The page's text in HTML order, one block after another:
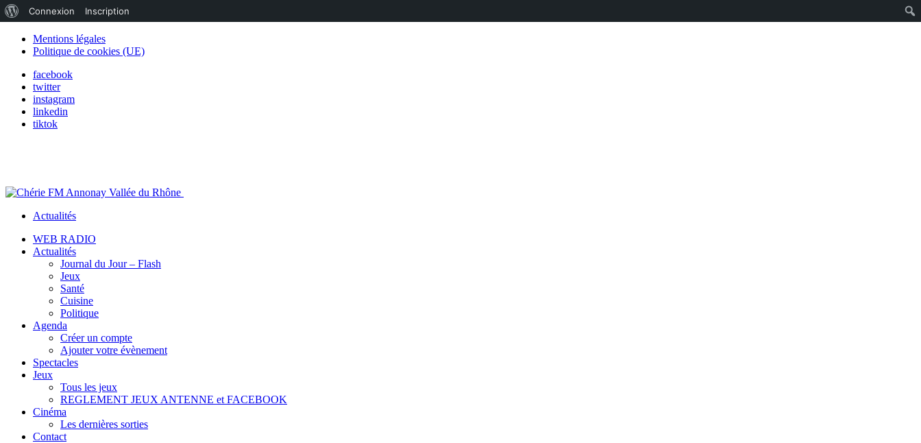
Mentions légales
Politique de cookies (UE)
facebook
twitter
instagram
linkedin
tiktok
Actualités
WEB RADIO
Actualités
Journal du Jour – Flash
Jeux
Santé
Cuisine
Politique
Agenda
Créer un compte
Ajouter votre évènement
Spectacles
Jeux
Tous les jeux
REGLEMENT JEUX ANTENNE et FACEBOOK
Cinéma
Les dernières sorties
Contact
de
WordPress
Connexion Inscription